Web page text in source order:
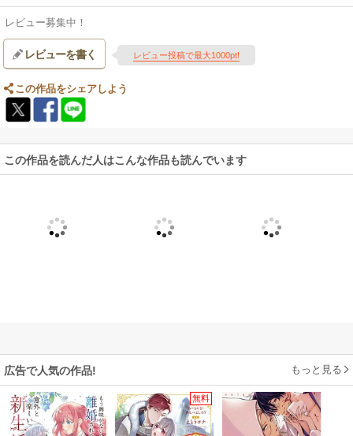
レビュー募集中！
レビューを書く レビュー投稿で最大1000pt!
この作品をシェアしよう
この作品を読んだ人はこんな作品も読んでいます
広告で人気の作品! もっと見る
無料